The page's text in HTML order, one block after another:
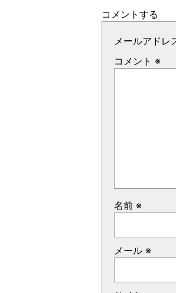
コメントする
メールアドレ
コメント ※
名前 ※
メール ※